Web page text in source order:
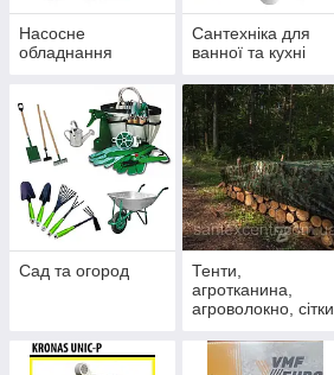
Насосне
обладнання
Сантехніка для
ванної та кухні
Сад та огород
Тенти,
агротканина,
агроволокно, сітки